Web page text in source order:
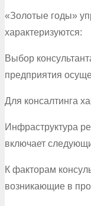
«Золотые годы»
характеризуются:
Выбор
предприятия
Для консалтинга
Инфраструктура
включает
К факторам
возникающие в